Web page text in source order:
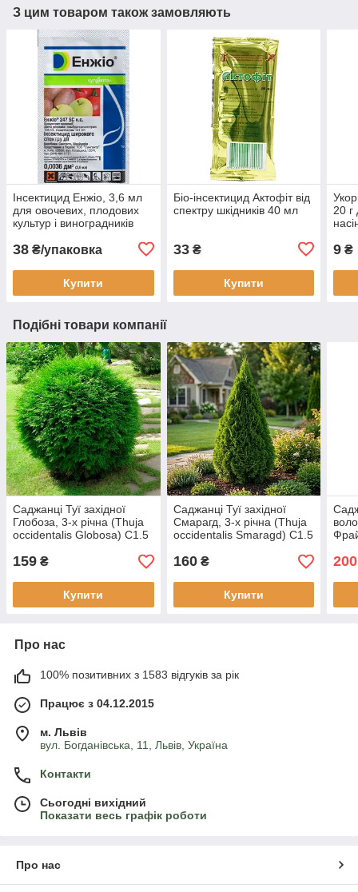
З цим товаром також замовляють
Інсектицид Енжіо, 3,6 мл
для овочевих, плодових
культур і виноградників
38 ₴/упаковка
Купити
Біо-інсектицид Актофіт від
спектру шкідників 40 мл
33₴
Купити
20 г
9 ₴
Подібні товари компанії
Саджанці Туї західної
Глобоза, 3-х річна (Thuja
occidentalis Globosa) С1.5
159 ₴
Купити
Саджанці Туї західної
Смарагд, 3-х річна (Thuja
occidentalis Smaragd) С1.5
160₴
Купити
С3
200
Про нас
100% позитивних з 1583 відгуків за рік
Працює з 04.12.2015
м. Львів
вул. Богданівська, 11, Львів, Україна
Контакти
Сьогодні вихідний
Показати весь графік роботи
Про нас